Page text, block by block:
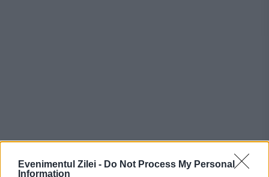
Evenimentul Zilei - Do Not Process My Personal
Information